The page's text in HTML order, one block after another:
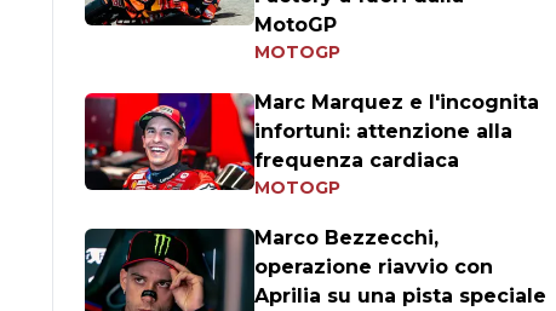
MotoGP
MOTOGP
Marc Marquez e l'incognita
infortuni: attenzione alla
frequenza cardiaca
MOTOGP
Marco Bezzecchi,
operazione riavvio con
Aprilia su una pista speciale